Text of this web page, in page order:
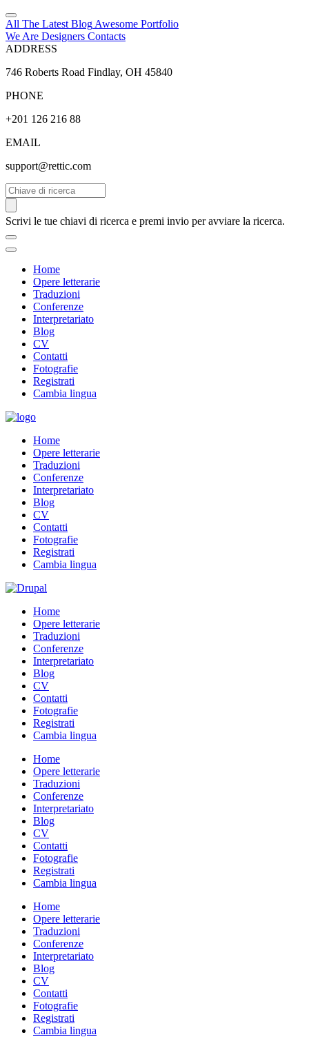
All The Latest Blog Awesome Portfolio
We Are Designers Contacts
ADDRESS
746 Roberts Road Findlay, OH 45840
PHONE
+201 126 216 88
EMAIL
support@rettic.com
Cerca
Scrivi le tue chiavi di ricerca e premi invio per avviare la ricerca.
Home
Opere letterarie
Traduzioni
Conferenze
Interpretariato
Blog
CV
Contatti
Fotografie
Registrati
Cambia lingua
Home
Opere letterarie
Traduzioni
Conferenze
Interpretariato
Blog
CV
Contatti
Fotografie
Registrati
Cambia lingua
Home
Opere letterarie
Traduzioni
Conferenze
Interpretariato
Blog
CV
Contatti
Fotografie
Registrati
Cambia lingua
Home
Opere letterarie
Traduzioni
Conferenze
Interpretariato
Blog
CV
Contatti
Fotografie
Registrati
Cambia lingua
Home
Opere letterarie
Traduzioni
Conferenze
Interpretariato
Blog
CV
Contatti
Fotografie
Registrati
Cambia lingua